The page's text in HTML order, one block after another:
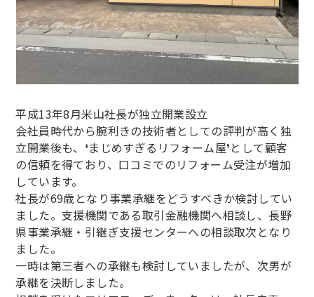
平成13年8月米山社長が独立開業設立
会社員時代から腕利きの技術者としての評判が高く独
立開業後も、❛まじめすぎるリフォーム屋❜として顧客
の信頼を得ており、口コミでのリフォーム受注が増加
しています。
社長が69歳となり事業承継をどうすべきか検討してい
ました。支援機関である取引金融機関へ相談し、長野
県事業承継・引継ぎ支援センターへの相談取次となり
ました。
一時は第三者への承継も検討していましたが、次男が
承継を決断しました。